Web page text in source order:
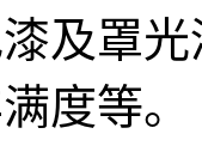
及罩
度等。